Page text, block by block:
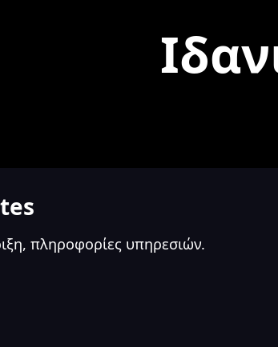
πληροφορίες υπηρεσιών.